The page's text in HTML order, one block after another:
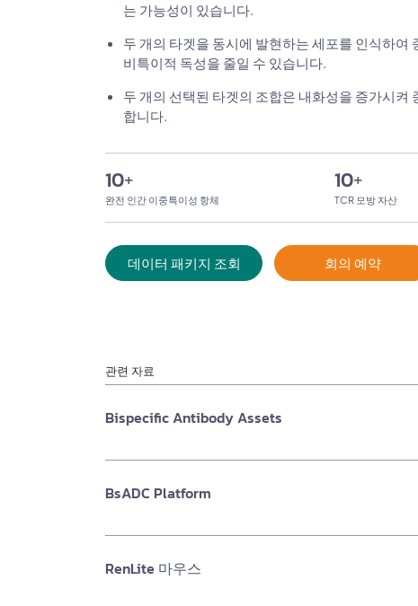
는 가능성이 있습니다.
두 개의 타겟을 동시에 발현하는 세포를 인식하여
비특이적 독성을 줄일 수 있습니다.
두 개의 선택된 타겟의 조합은 내화성을 증가시켜
합니다.
10+
완전 인간 이중특이성 항체
10+
TCR 모방 자산
데이터 패키지 조회 회의 예약
관련 자료
Bispecific Antibody Assets
BsADC Platform
RenLite 마우스